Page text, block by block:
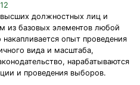
должностных лиц и
из базовых элементов любой
опыт проведения
вида и масштаба,
нарабатываются
и проведения выборов.